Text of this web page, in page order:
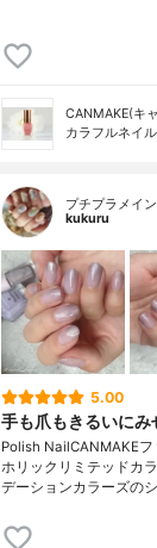
CANMAKE(キ
カラフルネイ
プチプラメイ
kukuru
5.00
手も爪もきるいに
Polish NailCANMAKE
ホリックリミテッドカ
デーションカラーズの